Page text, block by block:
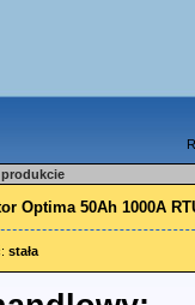
Optima 50Ah 1000A
stała